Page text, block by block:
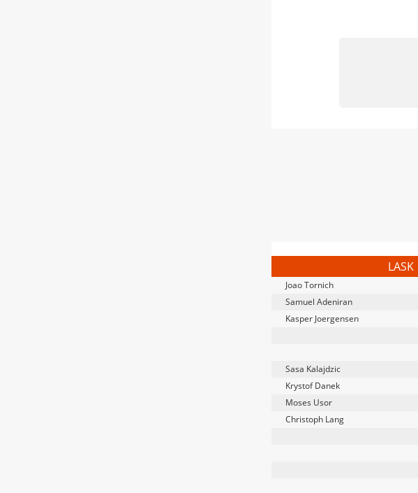
LASK
Joao Tornich
Samuel Adeniran
Kasper Joergensen
Sasa Kalajdzic
Krystof Danek
Moses Usor
Christoph Lang